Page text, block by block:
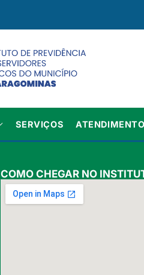
SERVIÇOS ATENDIMENTO
COMO CHEGAR NO